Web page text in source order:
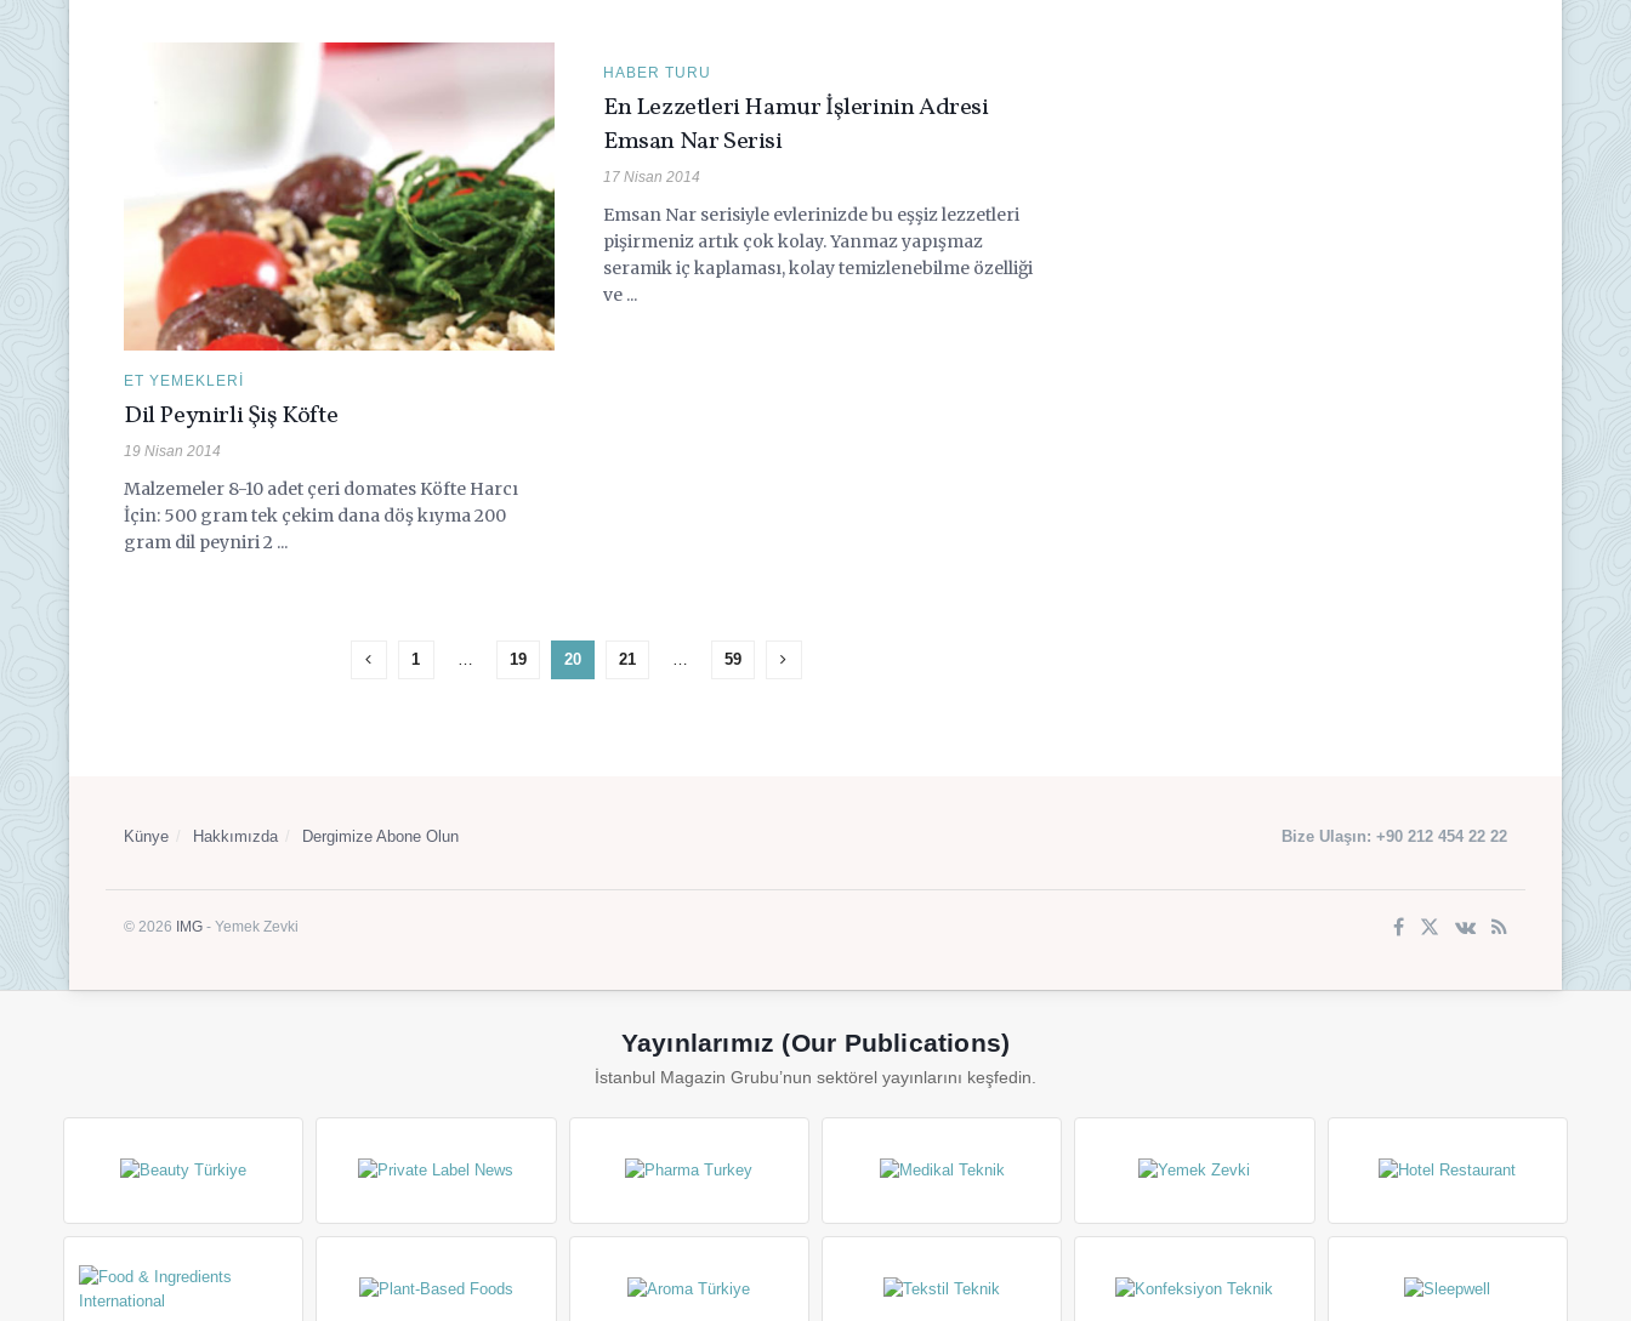
ET YEMEKLERI
Dil Peynirli Şiş Köfte
19 Nisan 2014
Malzemeler 8-10 adet çeri domates Köfte Harcı
İçin: 500 gram tek çekim dana döş kıyma 200
gram dil peyniri 2 ...
HABER TURU
En Lezzetleri Hamur İşlerinin Adresi
Emsan Nar Serisi
17 Nisan 2014
Emsan Nar serisiyle evlerinizde bu eşşiz lezzetleri
pişirmeniz artık çok kolay. Yanmaz yapışmaz
seramik iç kaplaması, kolay temizlenebilme özelliği
ve ...
1 19 20 21 59
Künye Hakkımızda Dergimize Abone Olun Bize Ulaşın: +90 212 454 22 22
© 2026 IMG - Yemek Zevki
Yayınlarımız (Our Publications)
İstanbul Magazin Grubu’nun sektörel yayınlarını keşfedin.